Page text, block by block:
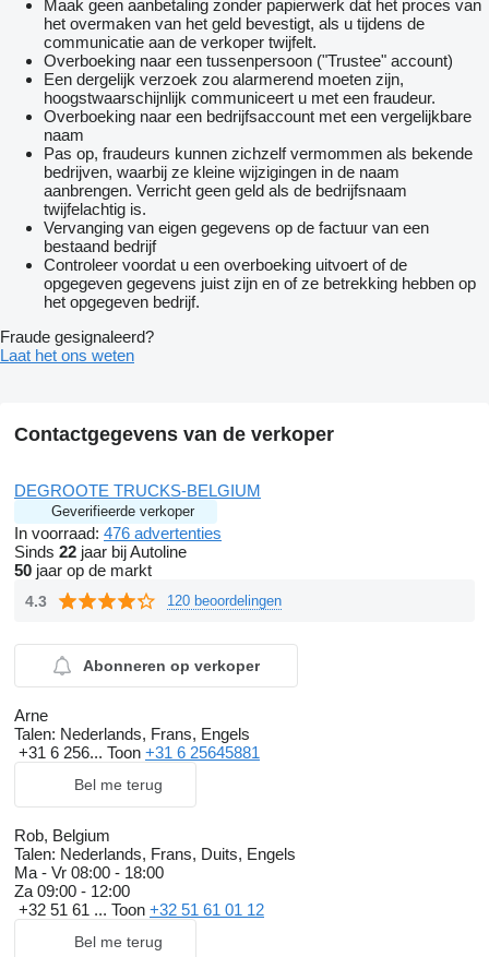
Maak geen aanbetaling zonder papierwerk dat het proces van
het overmaken van het geld bevestigt, als u tijdens de
communicatie aan de verkoper twijfelt.
Overboeking naar een tussenpersoon ("Trustee" account)
Een dergelijk verzoek zou alarmerend moeten zijn,
hoogstwaarschijnlijk communiceert u met een fraudeur.
Overboeking naar een bedrijfsaccount met een vergelijkbare
naam
Pas op, fraudeurs kunnen zichzelf vermommen als bekende
bedrijven, waarbij ze kleine wijzigingen in de naam
aanbrengen. Verricht geen geld als de bedrijfsnaam
twijfelachtig is.
Vervanging van eigen gegevens op de factuur van een
bestaand bedrijf
Controleer voordat u een overboeking uitvoert of de
opgegeven gegevens juist zijn en of ze betrekking hebben op
het opgegeven bedrijf.
Fraude gesignaleerd?
Laat het ons weten
Contactgegevens van de verkoper
DEGROOTE TRUCKS-BELGIUM
Geverifieerde verkoper
In voorraad: 476 advertenties
Sinds 22 jaar bij Autoline
50 jaar op de markt
4.3 120 beoordelingen
Abonneren op verkoper
Arne
Talen: Nederlands, Frans, Engels
+31 6 256... Toon +31 6 25645881
Bel me terug
Rob, Belgium
Talen: Nederlands, Frans, Duits, Engels
Ma - Vr 08:00 - 18:00
Za 09:00 - 12:00
+32 51 61 ... Toon +32 51 61 01 12
Bel me terug